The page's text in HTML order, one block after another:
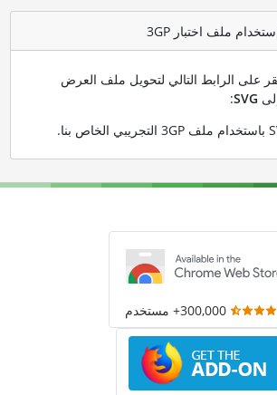
على الرابط التالي لتحويل ملف العرض
SVG
:
.
300,000+ مستخدم